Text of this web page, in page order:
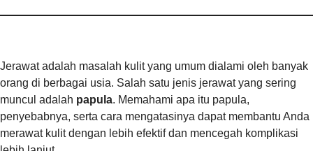
Jerawat adalah masalah kulit yang umum dialami oleh banyak
orang di berbagai usia. Salah satu jenis jerawat yang sering
muncul adalah papula. Memahami apa itu papula,
penyebabnya, serta cara mengatasinya dapat membantu Anda
merawat kulit dengan lebih efektif dan mencegah komplikasi